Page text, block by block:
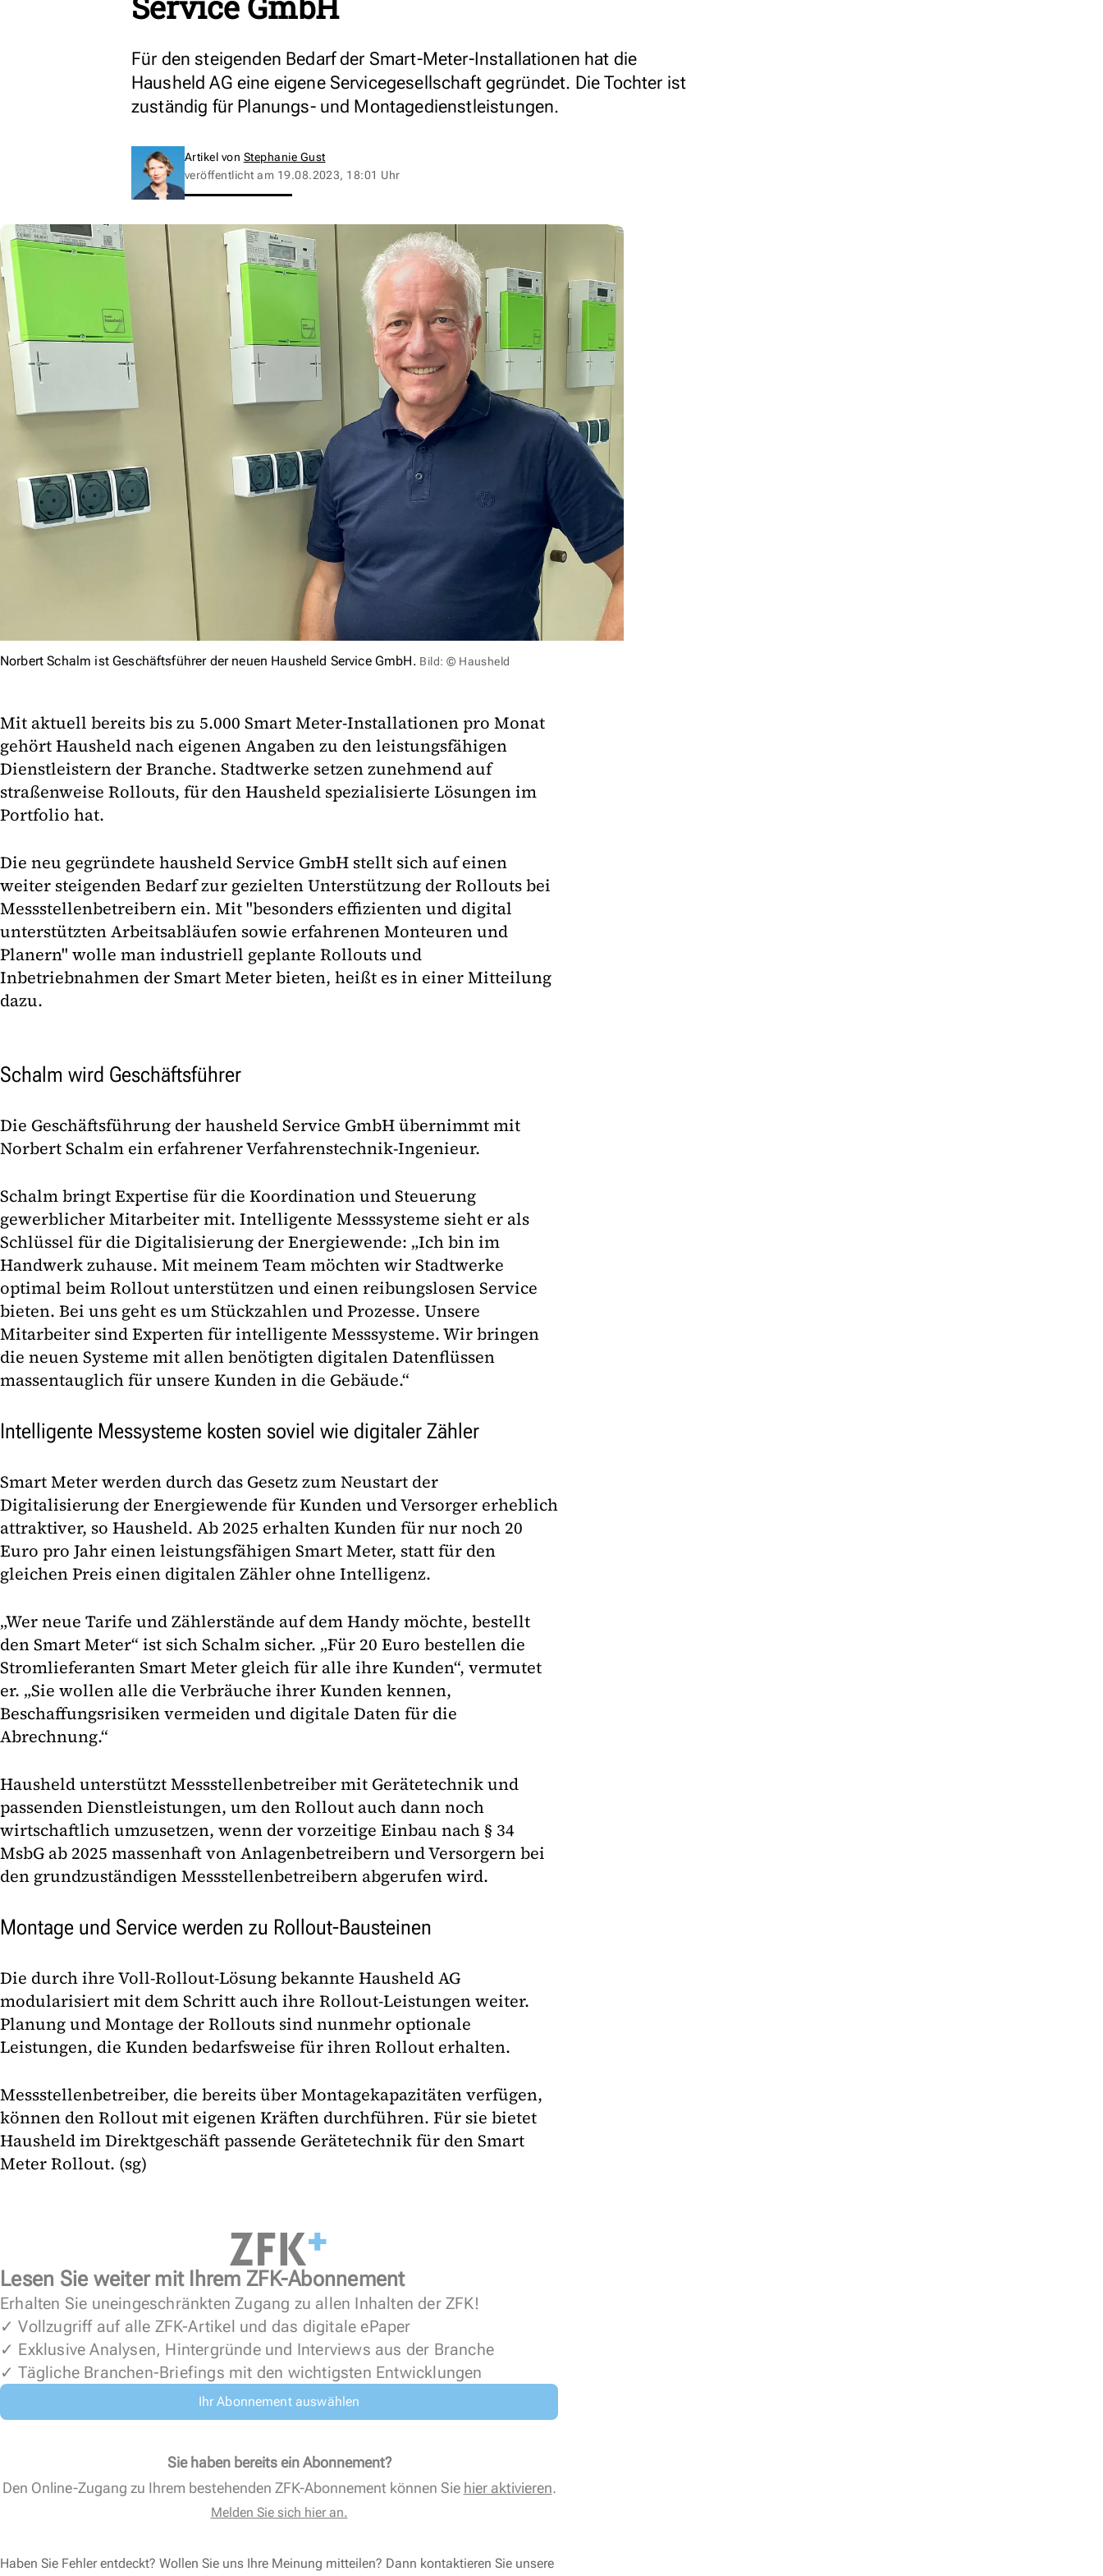
Für den steigenden Bedarf der Smart-Meter-Installationen hat die
Hausheld AG eine eigene Servicegesellschaft gegründet. Die Tochter ist
zuständig für Planungs- und Montagedienstleistungen.
Artikel von Stephanie Gust
veröffentlicht am 19.08.2023, 18:01 Uhr
Norbert Schalm ist Geschäftsführer der neuen Hausheld Service GmbH. Bild: © Hausheld
Mit aktuell bereits bis zu 5.000 Smart Meter-Installationen pro Monat
gehört Hausheld nach eigenen Angaben zu den leistungsfähigen
Dienstleistern der Branche. Stadtwerke setzen zunehmend auf
straßenweise Rollouts, für den Hausheld spezialisierte Lösungen im
Portfolio hat.
Die neu gegründete hausheld Service GmbH stellt sich auf einen
weiter steigenden Bedarf zur gezielten Unterstützung der Rollouts bei
Messstellenbetreibern ein. Mit "besonders effizienten und digital
unterstützten Arbeitsabläufen sowie erfahrenen Monteuren und
Planern" wolle man industriell geplante Rollouts und
Inbetriebnahmen der Smart Meter bieten, heißt es in einer Mitteilung
dazu.
Schalm wird Geschäftsführer
Die Geschäftsführung der hausheld Service GmbH übernimmt mit
Norbert Schalm ein erfahrener Verfahrenstechnik-Ingenieur.
Schalm bringt Expertise für die Koordination und Steuerung
gewerblicher Mitarbeiter mit. Intelligente Messsysteme sieht er als
Schlüssel für die Digitalisierung der Energiewende: „Ich bin im
Handwerk zuhause. Mit meinem Team möchten wir Stadtwerke
optimal beim Rollout unterstützen und einen reibungslosen Service
bieten. Bei uns geht es um Stückzahlen und Prozesse. Unsere
Mitarbeiter sind Experten für intelligente Messsysteme. Wir bringen
die neuen Systeme mit allen benötigten digitalen Datenflüssen
massentauglich für unsere Kunden in die Gebäude.“
Intelligente Messysteme kosten soviel wie digitaler Zähler
Smart Meter werden durch das Gesetz zum Neustart der
Digitalisierung der Energiewende für Kunden und Versorger erheblich
attraktiver, so Hausheld. Ab 2025 erhalten Kunden für nur noch 20
Euro pro Jahr einen leistungsfähigen Smart Meter, statt für den
gleichen Preis einen digitalen Zähler ohne Intelligenz.
„Wer neue Tarife und Zählerstände auf dem Handy möchte, bestellt
den Smart Meter“ ist sich Schalm sicher. „Für 20 Euro bestellen die
Stromlieferanten Smart Meter gleich für alle ihre Kunden“, vermutet
er. „Sie wollen alle die Verbräuche ihrer Kunden kennen,
Beschaffungsrisiken vermeiden und digitale Daten für die
Abrechnung.“
Hausheld unterstützt Messstellenbetreiber mit Gerätetechnik und
passenden Dienstleistungen, um den Rollout auch dann noch
wirtschaftlich umzusetzen, wenn der vorzeitige Einbau nach § 34
MsbG ab 2025 massenhaft von Anlagenbetreibern und Versorgern bei
den grundzuständigen Messstellenbetreibern abgerufen wird.
Montage und Service werden zu Rollout-Bausteinen
Die durch ihre Voll-Rollout-Lösung bekannte Hausheld AG
modularisiert mit dem Schritt auch ihre Rollout-Leistungen weiter.
Planung und Montage der Rollouts sind nunmehr optionale
Leistungen, die Kunden bedarfsweise für ihren Rollout erhalten.
Messstellenbetreiber, die bereits über Montagekapazitäten verfügen,
können den Rollout mit eigenen Kräften durchführen. Für sie bietet
Hausheld im Direktgeschäft passende Gerätetechnik für den Smart
Meter Rollout. (sg)
Lesen Sie weiter mit Ihrem ZFK-Abonnement
Erhalten Sie uneingeschränkten Zugang zu allen Inhalten der ZFK!
✓ Vollzugriff auf alle ZFK-Artikel und das digitale ePaper
✓ Exklusive Analysen, Hintergründe und Interviews aus der Branche
✓ Tägliche Branchen-Briefings mit den wichtigsten Entwicklungen
Ihr Abonnement auswählen
Sie haben bereits ein Abonnement?
Den Online-Zugang zu Ihrem bestehenden ZFK-Abonnement können Sie hier aktivieren.
Melden Sie sich hier an.
Haben Sie Fehler entdeckt? Wollen Sie uns Ihre Meinung mitteilen? Dann kontaktieren Sie unsere